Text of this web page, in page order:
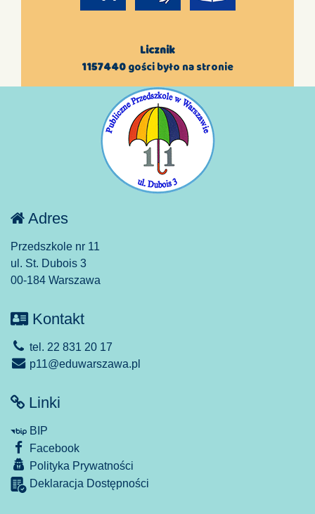
Licznik
1157440gości było na stronie
Adres
Przedszkole nr 11
ul. St. Dubois 3
00-184 Warszawa
Kontakt
tel. 22 831 20 17
p11@eduwarszawa.pl
Linki
BIP
Facebook
Polityka Prywatności
Deklaracja Dostępności